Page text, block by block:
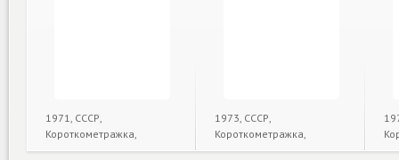
1971, СССР,
Короткометражка,
Семейный
1973, СССР,
Короткометражка,
Комедия